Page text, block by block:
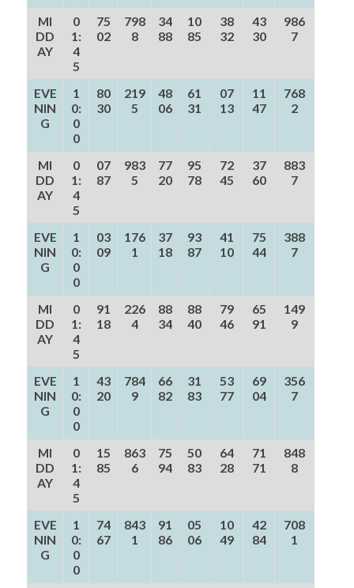
MI
DD
AY
0
1:
4
5
75
02
798
8
34
88
10
85
38
32
43
30
986
7
EVE
NIN
G
1
0:
0
0
80
30
219
5
48
06
61
31
07
13
11
47
768
2
MI
DD
AY
0
1:
4
5
07
87
983
5
77
20
95
78
72
45
37
60
883
7
EVE
NIN
G
1
0:
0
0
03
09
176
1
37
18
93
87
41
10
75
44
388
7
MI
DD
AY
0
1:
4
5
91
18
226
4
88
34
88
40
79
46
65
91
149
9
EVE
NIN
G
1
0:
0
0
43
20
784
9
66
82
31
83
53
77
69
04
356
7
MI
DD
AY
0
1:
4
5
15
85
863
6
75
94
50
83
64
28
71
71
848
8
EVE
NIN
G
1
0:
0
0
74
67
843
1
91
86
05
06
10
49
42
84
708
1